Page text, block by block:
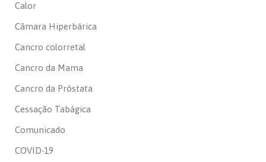
Calor
Câmara Hiperbárica
Cancro colorretal
Cancro da Mama
Cancro da Próstata
Cessação Tabágica
Comunicado
COVID-19